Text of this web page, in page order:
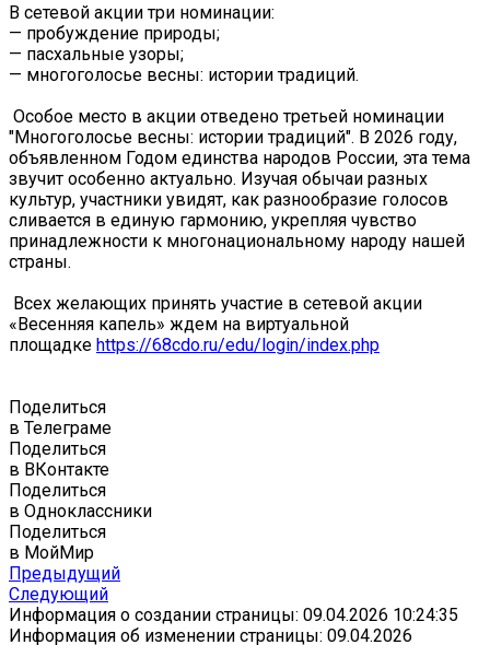
В сетевой акции три номинации:
— пробуждение природы;
— пасхальные узоры;
— многоголосье весны: истории традиций.
Особое место в акции отведено третьей номинации
"Многоголосье весны: истории традиций". В 2026 году,
объявленном Годом единства народов России, эта тема
звучит особенно актуально. Изучая обычаи разных
культур, участники увидят, как разнообразие голосов
сливается в единую гармонию, укрепляя чувство
принадлежности к многонациональному народу нашей
страны.
Всех желающих принять участие в сетевой акции
«Весенняя капель» ждем на виртуальной
площадке https://68cdo.ru/edu/login/index.php
Поделиться
в Телеграме
Поделиться
в ВКонтакте
Поделиться
в Одноклассники
Поделиться
в МойМир
Предыдущий
Следующий
Информация о создании страницы: 09.04.2026 10:24:35
Информация об изменении страницы: 09.04.2026